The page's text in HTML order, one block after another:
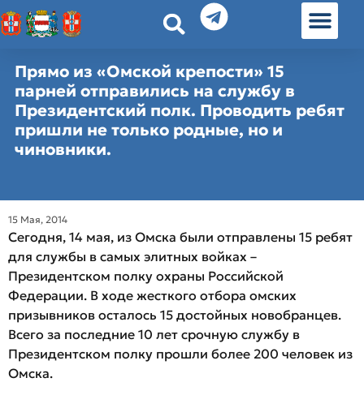
Прямо из «Омской крепости» 15
парней отправились на службу в
Президентский полк. Проводить ребят
пришли не только родные, но и
чиновники.
15 Мая, 2014
Сегодня, 14 мая, из Омска были отправлены 15 ребят
для службы в самых элитных войках –
Президентском полку охраны Российской
Федерации. В ходе жесткого отбора омских
призывников осталось 15 достойных новобранцев.
Всего за последние 10 лет срочную службу в
Президентском полку прошли более 200 человек из
Омска.